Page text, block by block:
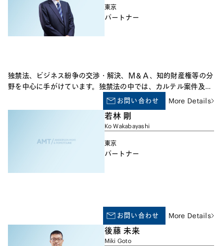
行為救済手続、労働保険社会保険不服審査、都道府県労働局や労
働基準監督署や公共職業安定所や公正取引委員会や中小企業庁な
どの行政機関との折衝など
東京
パートナー
独禁法、ビジネス紛争の交渉・解決、Ｍ＆Ａ、知的財産権等の分
野を中心に手がけています。独禁法の中では、カルテル案件及び
企業結合案件を特に数多く担当しています。また、欧米等の諸外
国において独禁法事件の当事者となった日本の企業及び個人に対
し、豊富な経験に基づく戦略的なアドバイスを現地の弁護士と連
携した上で行っています。民事、刑事及び行政の各種訴訟、Ｍ＆
Ａ、ジョイント・ベンチャー、ライセンス契約等も多数取り扱っ
お問い合わせ More Details
若林 剛
Ko Wakabayashi
東京
パートナー
お問い合わせ More Details
後藤 未来
Miki Goto